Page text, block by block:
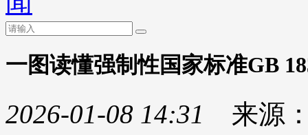
一图读懂强制性国家标准GB
2026-01-08 14:31
来源